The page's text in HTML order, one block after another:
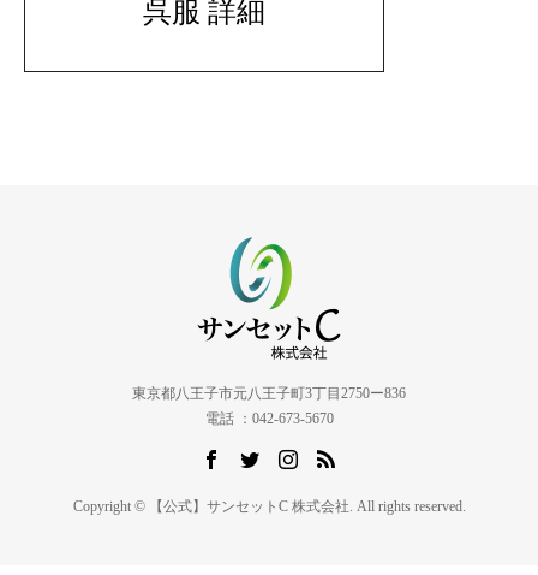
呉服 詳細
東京都八王子市元八王子町3丁目2750ー836
電話 ：042-673-5670
Copyright © 【公式】サンセットC 株式会社. All rights reserved.